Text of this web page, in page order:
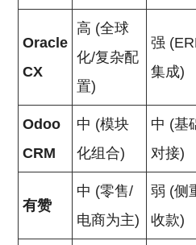
Oracle
CX
高 (全球
化/复杂配
置)
强
集成)
Odoo
CRM
中 (模块
化组合)
中 (基
对接)
有赞
中 (零售/
电商为主)
弱 (侧
收款)